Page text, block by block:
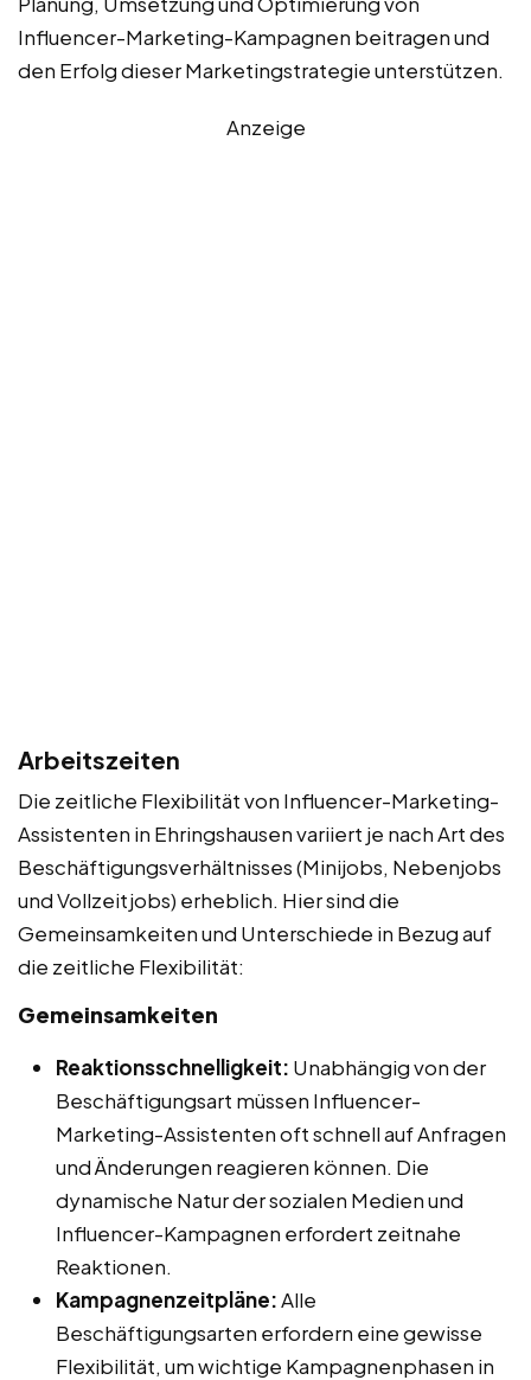
Influencer-Marketing-Kampagnen beitragen und
den Erfolg dieser Marketingstrategie unterstützen.
Anzeige
Arbeitszeiten
Die zeitliche Flexibilität von Influencer-Marketing-
Assistenten in Ehringshausen variiert je nach Art des
Beschäftigungsverhältnisses (Minijobs, Nebenjobs
und Vollzeitjobs) erheblich. Hier sind die
Gemeinsamkeiten und Unterschiede in Bezug auf
die zeitliche Flexibilität:
Gemeinsamkeiten
Reaktionsschnelligkeit: Unabhängig von der
Beschäftigungsart müssen Influencer-
Marketing-Assistenten oft schnell auf Anfragen
und Änderungen reagieren können. Die
dynamische Natur der sozialen Medien und
Influencer-Kampagnen erfordert zeitnahe
Reaktionen.
Kampagnenzeitpläne:Alle
Beschäftigungsarten erfordern eine gewisse
Flexibilität, um wichtige Kampagnenphasen in